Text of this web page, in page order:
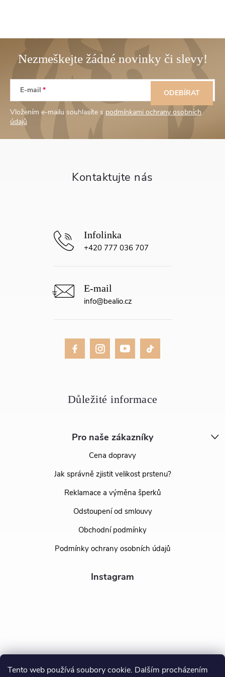
Tento web používá soubory cookie. Dalším procházením
Z
p
E-mail
Vložením e-mailu souhlasíte s podmínkami ochrany osobních
údajů
ODEBÍRAT
Pro naše zákazníky
Cena dopravy
Jak správně zjistit velikost prstenu?
Reklamace a výměna šperků
Odstoupení od smlouvy
Obchodní podmínky
Podmínky ochrany osobních údajů
Instagram
info@bealio.cz
+420 777 036 707